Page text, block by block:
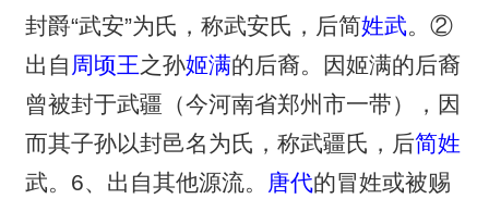
封爵“武安”为氏，称武安氏，后简姓武。②
出自 周顷王之孙姬满的后裔。因姬满的后裔
曾被封于武疆（今河南省郑州市一带），因
而其子孙以封邑名为氏，称武疆氏，后简姓
武。6、出自其他源流。
唐代的冒姓或被赐